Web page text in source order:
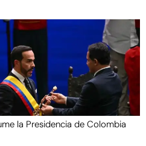
la Presidencia de Colombia